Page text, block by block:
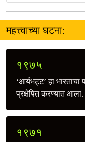
महत्त्वाच्या घटना:
१९७५
‘आर्यभट्ट’ हा
प्रक्षेपित करण्यात आला.
१९७१